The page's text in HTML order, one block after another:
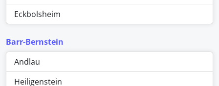
Eckbolsheim
Barr-Bernstein
Andlau
Heiligenstein